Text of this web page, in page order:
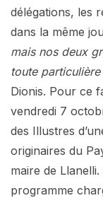
délégations, les
dans la même
mais nos deux
toute particulière
Dionis. Pour ce
vendredi 7
des Illustres
originaires du
maire de
programme